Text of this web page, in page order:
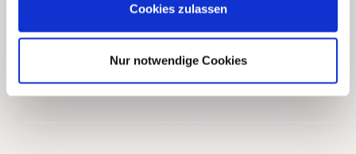
Cookies zulassen
Nur notwendige Cookies
Sauberkeit im öffentlichen Raum – lassen sich
nur Hand in Hand lösen. Der direkte Draht
zwischen aha und den Umweltbeauftragten
bleibt dafür das wichtigste Werkzeug.